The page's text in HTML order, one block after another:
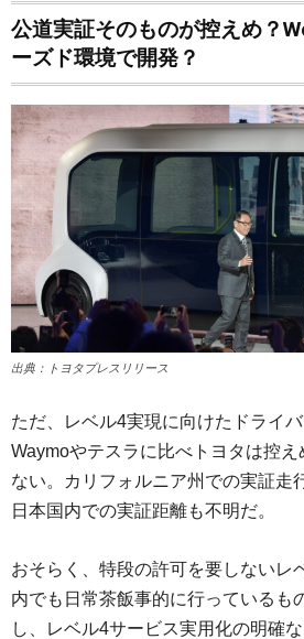
公道実証そのものが控えめ？
ーズド環境で開発？
出典：トヨタプレスリリース
ただ、レベル4実現に向けたドライバ
Waymoやテスラに比べトヨタは控
ない。カリフォルニア州での実証走
日本国内での実証距離も不明だ。
おそらく、特段の許可を要しないレ
内でも日常茶飯事的に行っているも
し、レベル4サービス実用化の明確